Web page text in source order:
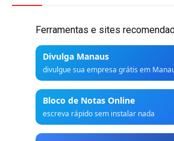
Ferramentas e sites
Divulga Manaus
divulgue sua empresa grátis em
Bloco de Notas Online
escreva rápido sem instalar nada